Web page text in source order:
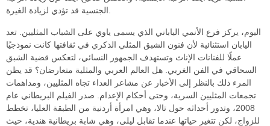
اليوم، يركز فرع الأنمي الياباني الذي يسمى ياوي على الشباب المثليين. تعد
اليابان استثنائية لأن فنون الشبق المثلي الذكري في ثقافتها كانت نموذجيًا
عملًا للفنانات الإناث وتستهدف الجمهور النسائي، لتعكس قضية الشبق
السحاقي في الفن الغربي. هل العالم العربي والمثلية متعارضان؟ قد يظن
المرء ذلك بالنظر إلى الأخبار عن مشاعر العداء تجاه المثليين، ومداهمات
تجمعات المثليين السرية، وحتى أحكام الإعدام. صدر الفيلم البريطاني عام
2008، وتدور أحداثه حول تالا، وهي امرأة أردنية من الطبقة العليا، تخطط
للزواج، لكن تتغير حياتها عندما تقابل ليلى، وهي شابة بريطانية هندية، حيث